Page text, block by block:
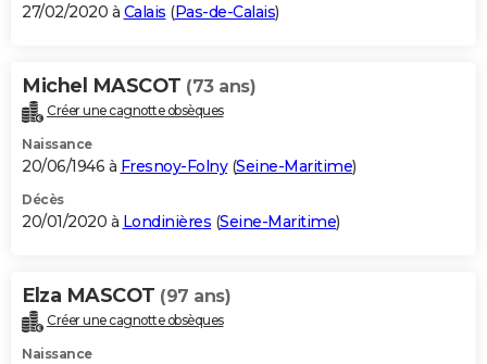
27/02/2020 à Calais (Pas-de-Calais)
Michel MASCOT (73 ans)
Créer une cagnotte obsèques
Naissance
20/06/1946 à Fresnoy-Folny(Seine-Maritime)
Décès
20/01/2020 à Londinières (Seine-Maritime)
Elza MASCOT (97 ans)
Créer une cagnotte obsèques
Naissance